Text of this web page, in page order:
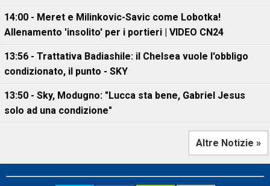
14:00 - Meret e Milinkovic-Savic come Lobotka!
Allenamento 'insolito' per i portieri | VIDEO CN24
13:56 - Trattativa Badiashile: il Chelsea vuole l'obbligo
condizionato, il punto - SKY
13:50 - Sky, Modugno: "Lucca sta bene, Gabriel Jesus
solo ad una condizione"
Altre Notizie »